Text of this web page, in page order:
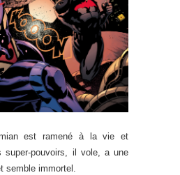
est ramené à la vie et
super-pouvoirs, il vole, a une
semble immortel.